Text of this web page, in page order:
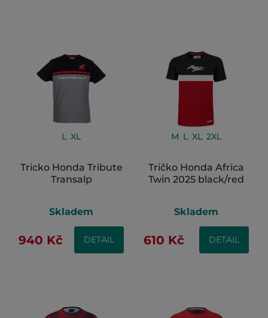
L, XL
Tricko Honda Tribute
Transalp
Skladem
940 Kč DETAIL
M, L, XL, 2XL
Tričko Honda Africa
Twin 2025 black/red
Skladem
610 Kč DETAIL